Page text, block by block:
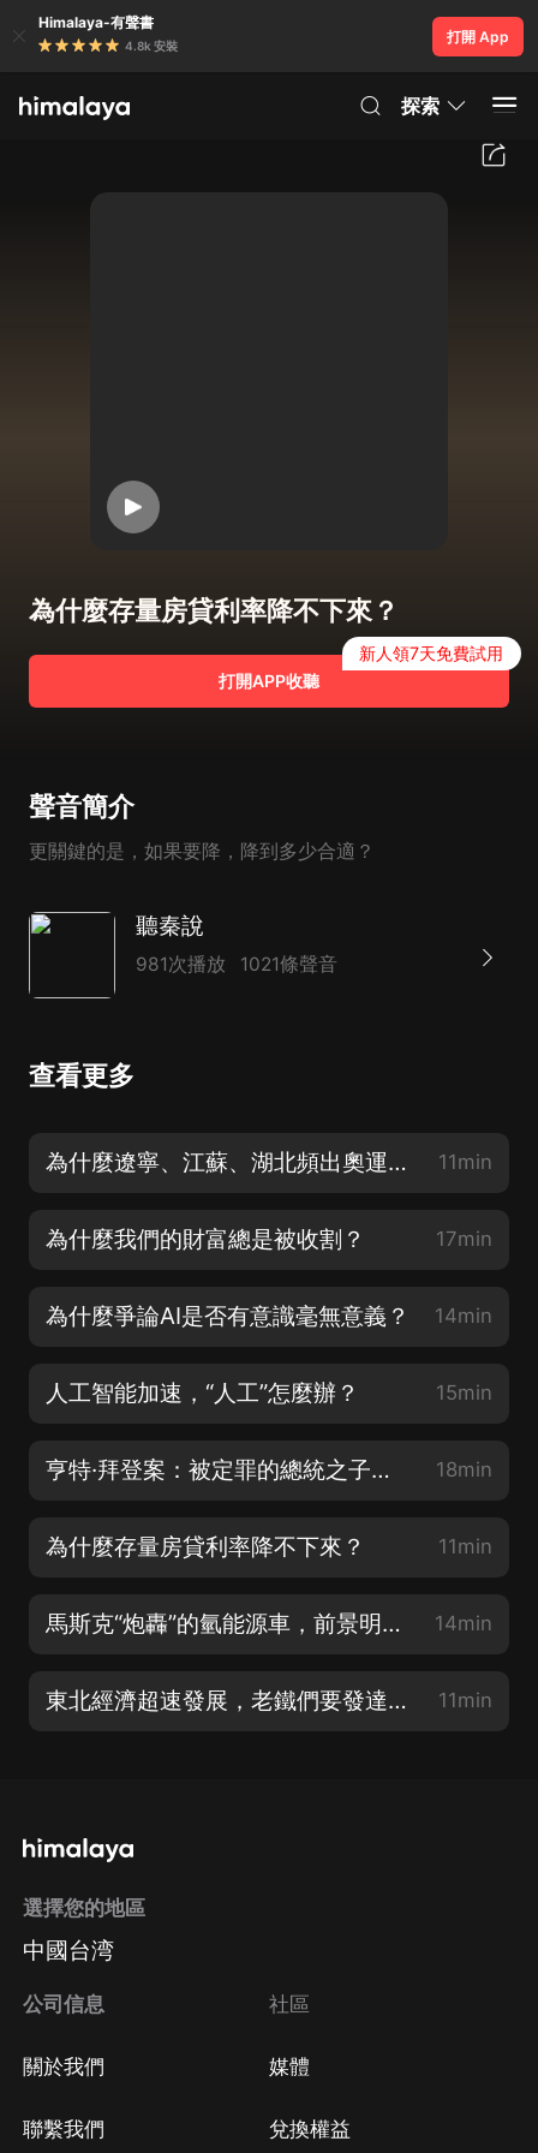
Himalaya-有聲書
4.8k 安裝
打開 App
探索
為什麼存量房貸利率降不下來？
打開APP收聽
新人領7天免費試用
聲音簡介
更關鍵的是，如果要降，降到多少合適？
聽秦說
981次播放 1021條聲音
查看更多
為什麼遼寧、江蘇、湖北頻出奧運冠軍？ 11min
為什麼我們的財富總是被收割？ 17min
為什麼爭論AI是否有意識毫無意義？ 14min
人工智能加速，“人工”怎麼辦？ 15min
亨特·拜登案：被定罪的總統之子如何影響美國大選？ 18min
為什麼存量房貸利率降不下來？ 11min
馬斯克“炮轟”的氫能源車，前景明朗嗎 14min
東北經濟超速發展，老鐵們要發達了嗎？ 11min
選擇您的地區
中國台湾
公司信息
關於我們
聯繫我們
社區
媒體
兌換權益